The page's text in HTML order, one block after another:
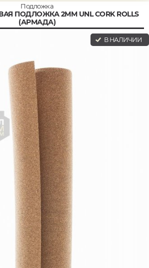
Подложка
ПОДЛОЖКА 2ММ UNL CORK ROLLS
(АРМАДА)
В НАЛИЧИИ